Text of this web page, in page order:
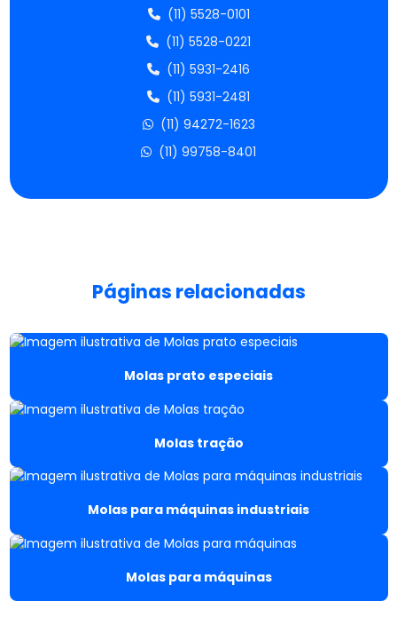
Empresa de parafusos
Empresas fabricantes de parafusos
Empresas de molas de compressão
Fábrica de parafusos de aço
Fabricante de molas de aço
Fabricante de molas de aço inox
Fabricante de molas de compressão
Fabricante de molas prato
Fabricante de molas de tração
Fabricante parafusos allen
(11) 5528-0101
(11) 5528-0221
(11) 5931-2416
(11) 5931-2481
(11) 94272-1623
(11) 99758-8401
Páginas relacionadas
Molas prato especiais
Molas tração
Molas para máquinas industriais
Molas para máquinas